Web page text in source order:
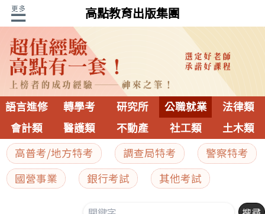
高點教育出版集團
語言進修 轉學考 研究所 公職就業
法律類
會計類
醫護類 不動產 社工類 土木類
高普考/地方特考 調查局特考
警察特考
國營事業
銀行考試 其他考試